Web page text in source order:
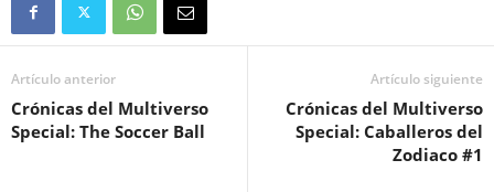
Artículo anterior
Crónicas del Multiverso
Special: The Soccer Ball
Artículo siguiente
Crónicas del Multiverso
Special: Caballeros del
Zodiaco #1